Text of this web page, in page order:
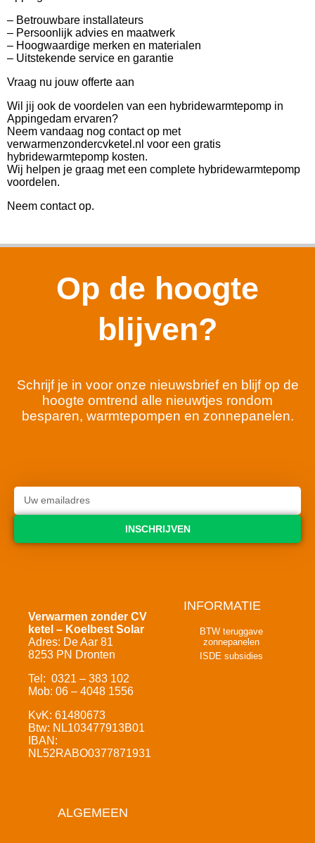
– Betrouwbare installateurs
– Persoonlijk advies en maatwerk
– Hoogwaardige merken en materialen
– Uitstekende service en garantie
Vraag nu jouw offerte aan
Wil jij ook de voordelen van een hybridewarmtepomp in
Appingedam ervaren?
Neem vandaag nog contact op met
verwarmenzondercvketel.nl voor een gratis
hybridewarmtepomp kosten.
Wij helpen je graag met een complete hybridewarmtepomp
voordelen.
Neem contact op.
Op de hoogte
blijven?
Schrijf je in voor onze nieuwsbrief en blijf op de
hoogte omtrend alle nieuwtjes rondom
besparen, warmtepompen en zonnepanelen.
INSCHRIJVEN
Verwarmen zonder CV
ketel – Koelbest Solar
Adres: De Aar 81
8253 PN Dronten
Tel: 0321 – 383 102
Mob: 06 – 4048 1556
KvK: 61480673
Btw: NL103477913B01
IBAN:
NL52RABO0377871931
INFORMATIE
BTW teruggave
zonnepanelen
ISDE subsidies
ALGEMEEN